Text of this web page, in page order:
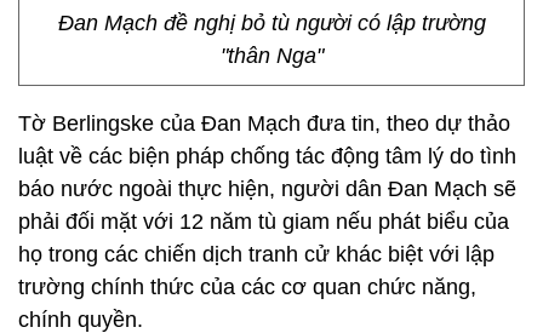
Đan Mạch đề nghị bỏ tù người có lập trường
"thân Nga"
Tờ Berlingske của Đan Mạch đưa tin, theo dự thảo
luật về các biện pháp chống tác động tâm lý do tình
báo nước ngoài thực hiện, người dân Đan Mạch sẽ
phải đối mặt với 12 năm tù giam nếu phát biểu của
họ trong các chiến dịch tranh cử khác biệt với lập
trường chính thức của các cơ quan chức năng,
chính quyền.